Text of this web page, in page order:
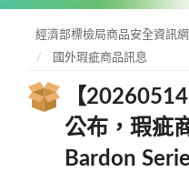
經濟部標檢局商品安全資訊
國外瑕疵商品訊息
【
公布，瑕疵
Bardon